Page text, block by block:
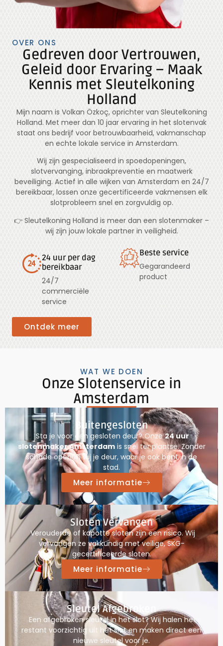
OVER ONS
Gedreven door Vertrouwen,
Geleid door Ervaring – Maak
Kennis met Sleutelkoning
Holland
Mijn naam is Volkan Özkoç, oprichter van Sleutelkoning
Holland. Met meer dan 10 jaar ervaring in het slotenvak
staat ons bedrijf voor betrouwbaarheid, vakmanschap
en echte lokale service in Amsterdam.
Wij zijn gespecialiseerd in spoedopeningen,
slotvervanging, inbraakpreventie en maatwerk
beveiliging. Actief in alle wijken van Amsterdam en 24/7
bereikbaar, lossen onze gecertificeerde vakmensen elk
slotprobleem snel en zorgvuldig op.
👉 Sleutelkoning Holland is meer dan een slotenmaker –
wij zijn jouw lokale partner in veiligheid.
24 uur per dag
bereikbaar
24/7
commerciële
service
Beste service
Gegarandeerd
product
Ontdek meer
WAT WE DOEN
Onze Slotenservice in
Amsterdam
Buitengesloten
Sta je voor een gesloten deur? Onze24 uur
slotenmaker Amsterdamis snel ter plaatse. Zonder
schade openen wij je deur, waar je ook bent in de
stad.
Meer informatie
Sloten Vervangen
Verouderde of kapotte sloten zijn een risico. Wij
vervangen ze vakkundig met veilige, SKG-
gecertificeerde sloten.
Meer informatie
Sleutel Afgebroken
Een afgebroken sleutel in het slot? Wij halen het
restant voorzichtig uit het slot en maken direct een
nieuwe sleutel voor je.